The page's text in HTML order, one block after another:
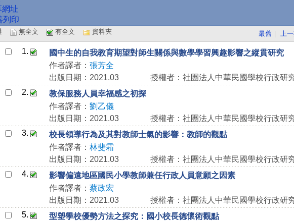
網址
列印
無全文 有全文 資料夾 最舊 ｜ 上
1.
國中生的自我教育期望對師生關係與數學學習興趣影響之縱貫研究
作者譯者： 張芳全
出版日期：2021.03
授權者：社團法人中華民國學校行政研
2.
教保服務人員幸福感之初探
作者譯者： 劉乙儀
出版日期：2021.03
授權者：社團法人中華民國學校行政研
3.
校長領導行為及其對教師士氣的影響：教師的觀點
作者譯者： 林斐霜
出版日期：2021.03
授權者：社團法人中華民國學校行政研
4.
影響偏遠地區國民小學教師兼任行政人員意願之因素
作者譯者： 蔡政宏
出版日期：2021.03
授權者：社團法人中華民國學校行政研
5.
型塑學校優勢方法之探究：國小校長德懷術觀點